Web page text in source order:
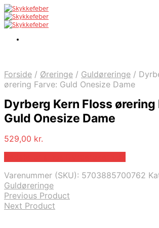
Forside / Øreringe / Guldøreringe /
ørering Farve: Guld Onesize Dame
Dyrberg Kern Floss ørering
Guld Onesize Dame
529,00 kr.
Varenummer (SKU): 5703885700762
Guldøreringe
Previous Product
Next Product